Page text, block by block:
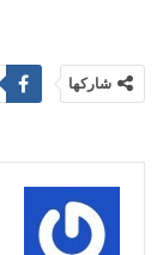
شاركها